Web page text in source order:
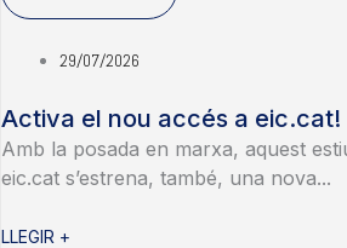
29/07/2026
Activa el nou accés a eic.cat!
Amb la posada en marxa, aquest
eic.cat s’estrena, també, una nova...
LLEGIR +